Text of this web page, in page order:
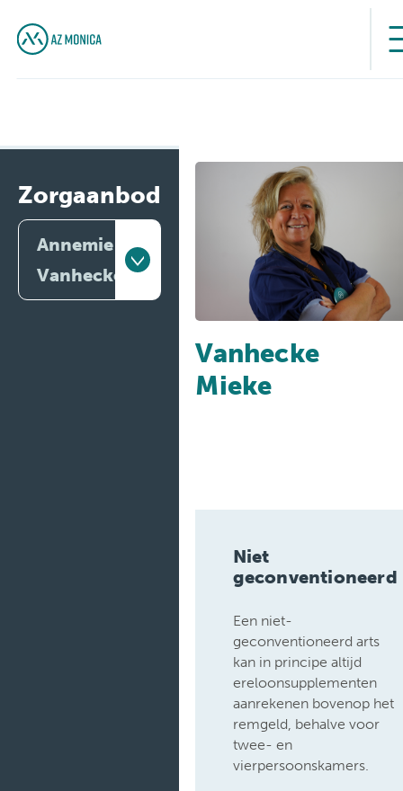
Zorgaanbod
Annemie
Vanhecke
Vanhecke
Mieke
Niet
geconventioneerd
Een niet-
geconventioneerd arts
kan in principe altijd
ereloonsupplementen
aanrekenen bovenop het
remgeld, behalve voor
twee- en
vierpersoonskamers.